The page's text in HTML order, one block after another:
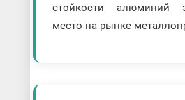
стойкости алюминий
место на рынке